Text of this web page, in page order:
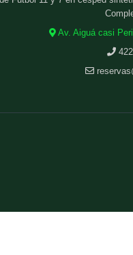
Av. Aiguá casi